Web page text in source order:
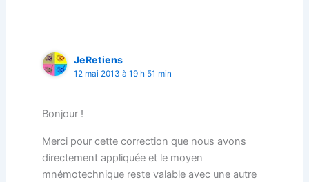
JeRetiens
12 mai 2013 à 19 h 51 min
Bonjour !
Merci pour cette correction que nous avons
directement appliquée et le moyen
mnémotechnique reste valable avec une autre